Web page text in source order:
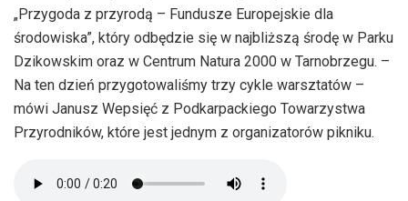
„Przygoda z przyrodą – Fundusze Europejskie dla
środowiska”, który odbędzie się w najbliższą środę w Parku
Dzikowskim oraz w Centrum Natura 2000 w Tarnobrzegu. –
Na ten dzień przygotowaliśmy trzy cykle warsztatów –
mówi Janusz Wepsięć z Podkarpackiego Towarzystwa
Przyrodników, które jest jednym z organizatorów pikniku.